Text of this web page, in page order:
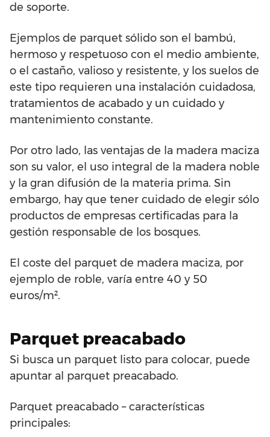
de soporte.
Ejemplos de parquet sólido son el bambú,
hermoso y respetuoso con el medio ambiente,
o el castaño, valioso y resistente, y los suelos de
este tipo requieren una instalación cuidadosa,
tratamientos de acabado y un cuidado y
mantenimiento constante.
Por otro lado, las ventajas de la madera maciza
son su valor, el uso integral de la madera noble
y la gran difusión de la materia prima. Sin
embargo, hay que tener cuidado de elegir sólo
productos de empresas certificadas para la
gestión responsable de los bosques.
El coste del parquet de madera maciza, por
ejemplo de roble, varía entre 40 y 50
euros/m².
Parquet preacabado
Si busca un parquet listo para colocar, puede
apuntar al parquet preacabado.
Parquet preacabado – características
principales: